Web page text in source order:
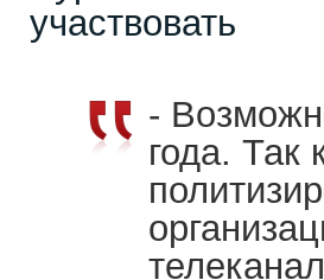
участвовать
-
года. Так